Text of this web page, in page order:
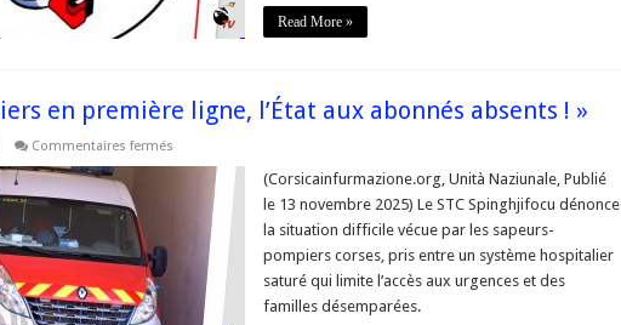
Read More »
en première ligne, l’État aux abonnés absents ! »
Commentaires ferméssur
pompiers
première
abonnés
absents
(Corsicainfurmazione.org, Unità Naziunale, Publié
le 13 novembre 2025) Le STC Spinghjifocu dénonce
la situation difficile vécue par les sapeurs-
pompiers corses, pris entre un système hospitalier
saturé qui limite l’accès aux urgences et des
familles désemparées.